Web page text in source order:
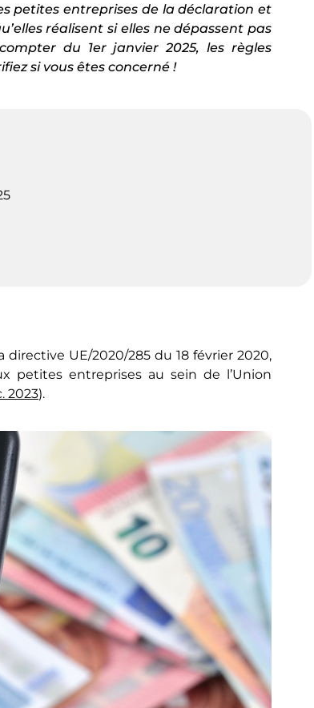
petites entreprises de la déclaration et
réalisent si elles ne dépassent pas
du 1er janvier 2025, les règles
si vous êtes concerné !
UE/2020/285 du 18 février 2020,
petites entreprises au sein de l’Union
2023).